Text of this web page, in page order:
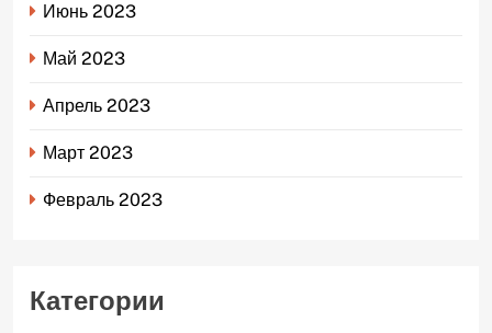
Июнь 2023
Май 2023
Апрель 2023
Март 2023
Февраль 2023
Категории